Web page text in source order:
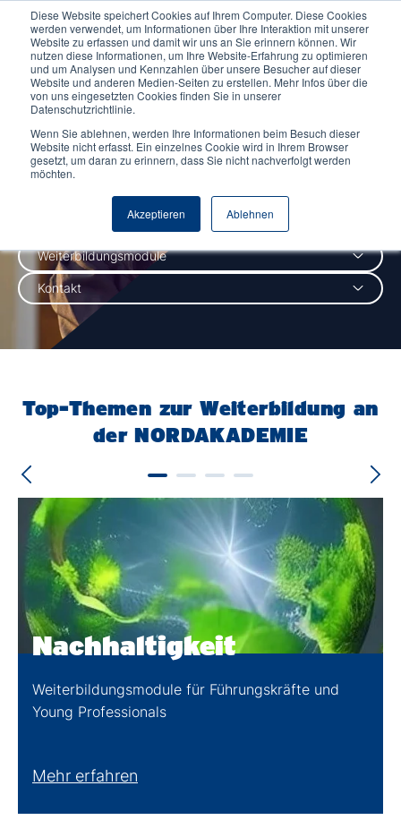
Diese Website speichert Cookies auf Ihrem Computer. Diese Cookies
werden verwendet, um Informationen über Ihre Interaktion mit unserer
Website zu erfassen und damit wir uns an Sie erinnern können. Wir
nutzen diese Informationen, um Ihre Website-Erfahrung zu optimieren
und um Analysen und Kennzahlen über unsere Besucher auf dieser
Website und anderen Medien-Seiten zu erstellen. Mehr Infos über die
von uns eingesetzten Cookies finden Sie in unserer
Datenschutzrichtlinie.
Wenn Sie ablehnen, werden Ihre Informationen beim Besuch dieser
Website nicht erfasst. Ein einzelnes Cookie wird in Ihrem Browser
gesetzt, um daran zu erinnern, dass Sie nicht nachverfolgt werden
möchten.
Akzeptieren Ablehnen
Weiter­bildung
& Zertifikatskurse
Weiterbildungsmodule
Kontakt
Top-Themen zur Weiterbildung an
der NORDAKADEMIE
Nachhaltigkeit
Weiterbildungsmodule für Führungskräfte und
Young Professionals
Mehr erfahren